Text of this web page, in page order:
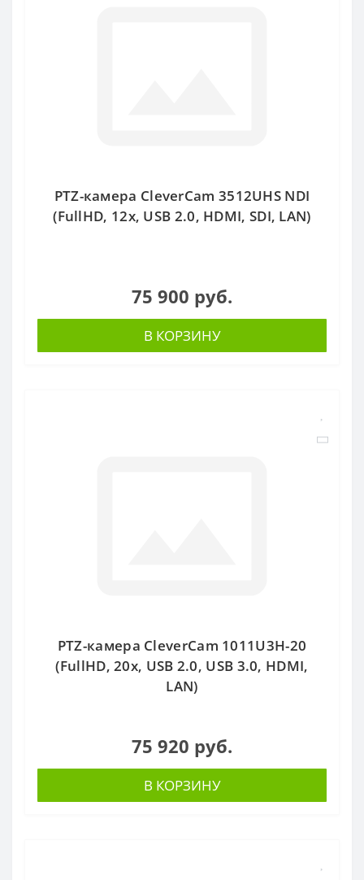
PTZ-камера CleverCam 3512UHS NDI
(FullHD, 12x, USB 2.0, HDMI, SDI, LAN)
75 900 руб.
В КОРЗИНУ
PTZ-камера CleverCam 1011U3H-20
(FullHD, 20x, USB 2.0, USB 3.0, HDMI,
LAN)
75 920 руб.
В КОРЗИНУ